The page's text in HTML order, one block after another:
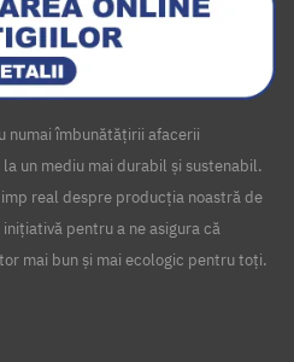
numai îmbunătățirii afacerii
un mediu mai durabil și sustenabil.
real despre producția noastră de
pentru a ne asigura că
mai bun și mai ecologic pentru toți.